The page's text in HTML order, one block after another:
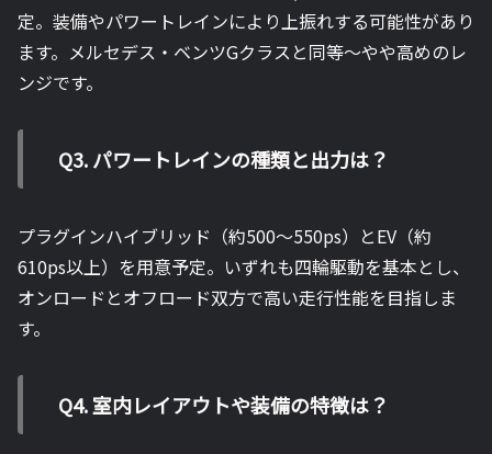
定。装備やパワートレインにより上振れする可能性があり
ます。メルセデス・ベンツGクラスと同等〜やや高めのレ
ンジです。
Q3. パワートレインの種類と出力は？
プラグインハイブリッド（約500〜550ps）とEV（約
610ps以上）を用意予定。いずれも四輪駆動を基本とし、
オンロードとオフロード双方で高い走行性能を目指しま
す。
Q4. 室内レイアウトや装備の特徴は？